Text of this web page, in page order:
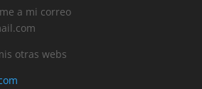
a mi correo
otras webs